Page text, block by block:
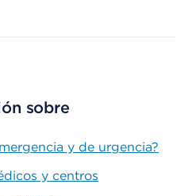
sobre
y de urgencia?
y centros